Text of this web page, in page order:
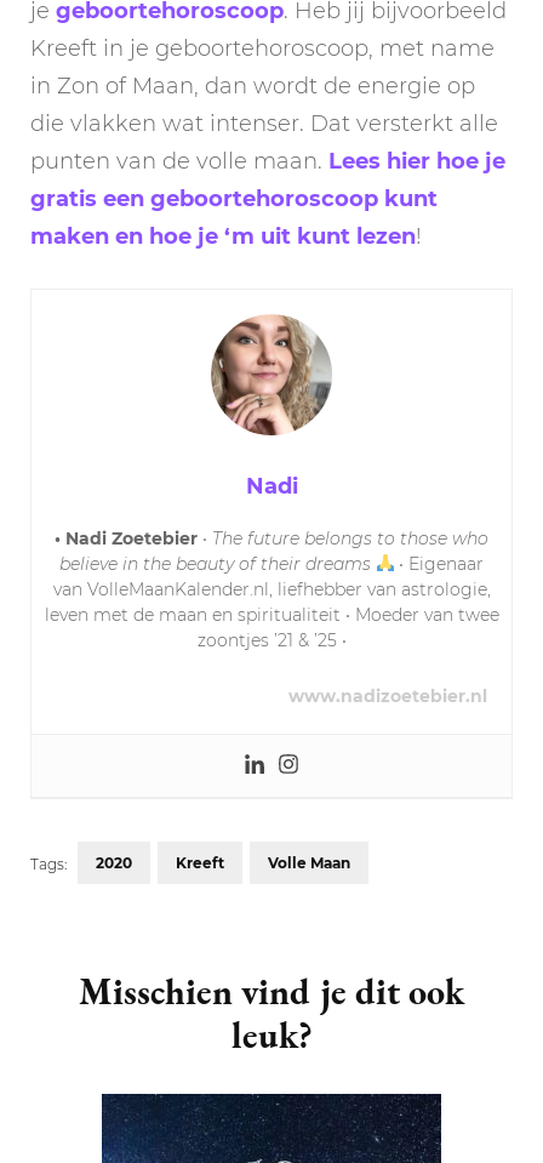
je geboortehoroscoop. Heb jij bijvoorbeeld
Kreeft in je geboortehoroscoop, met name
in Zon of Maan, dan wordt de energie op
die vlakken wat intenser. Dat versterkt alle
punten van de volle maan. Lees hier hoe je
gratis een geboortehoroscoop kunt
maken en hoe je ‘m uit kunt lezen!
Nadi
• Nadi Zoetebier • The future belongs to those who
believe in the beauty of their dreams
• Eigenaar
van VolleMaanKalender.nl, liefhebber van astrologie,
leven met de maan en spiritualiteit • Moeder van twee
zoontjes ’21 & ’25 •
www.nadizoetebier.nl
Tags: 2020 Kreeft Volle Maan
Navigation
Misschien vind je dit ook
leuk?